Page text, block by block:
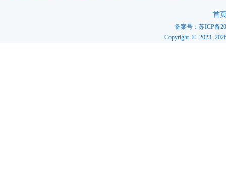
首
备案号：苏ICP备
Copyright © 2023-